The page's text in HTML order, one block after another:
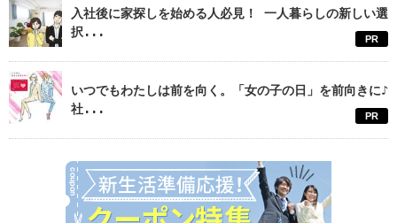
入社後に家探しを始める人必見！ 一人暮らしの新しい選
択...
PR
いつでもわたしは前を向く。「女の子の日」を前向きに♪
社...
PR